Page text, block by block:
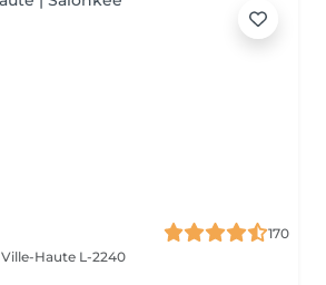
170
Ville-Haute L-2240